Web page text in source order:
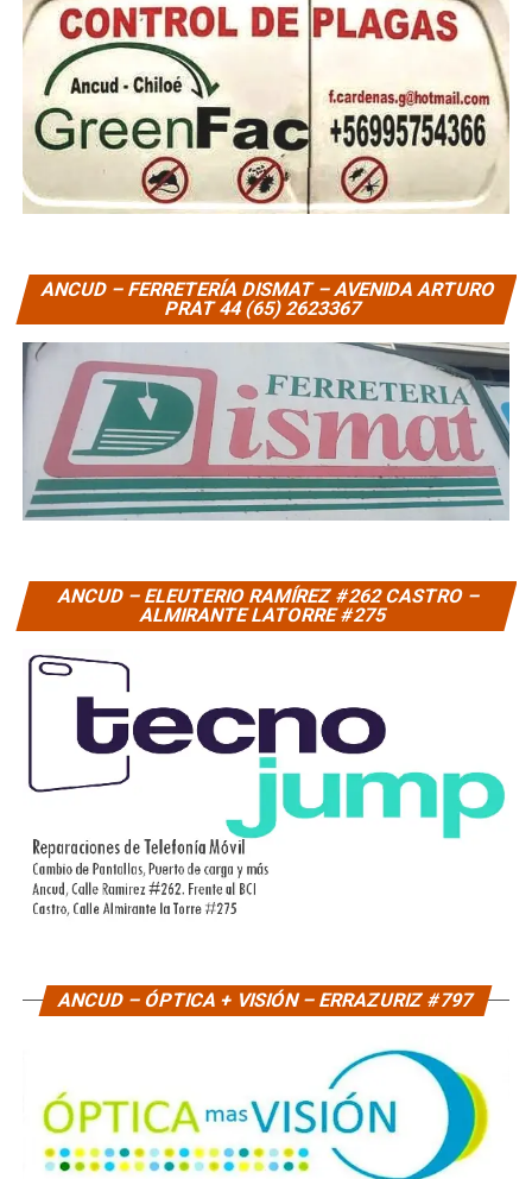
ANCUD – FERRETERÍA DISMAT – AVENIDA ARTURO
PRAT 44 (65) 2623367
ANCUD – ELEUTERIO RAMÍREZ #262 CASTRO –
ALMIRANTE LATORRE #275
ANCUD – ÓPTICA + VISIÓN – ERRAZURIZ #797